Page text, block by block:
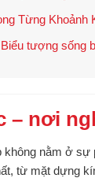
Từng Khoảnh
tượng sống
– nơi
không nằm ở sự
, từ mặt dựng